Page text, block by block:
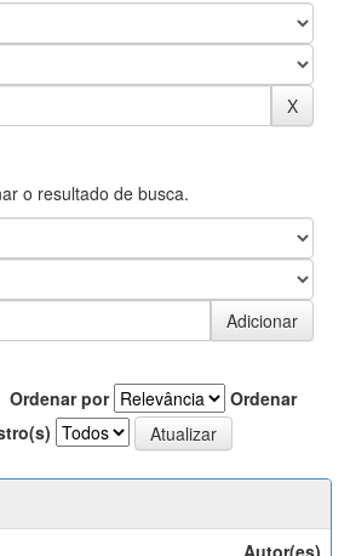
o resultado de busca.
Ordenar por
Ordenar
Autor(es)